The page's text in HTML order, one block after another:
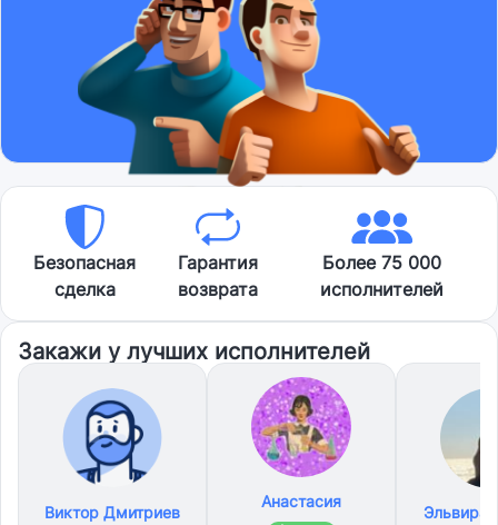
Безопасная
сделка
Гарантия
возврата
Более 75 000
исполнителей
Закажи у лучших исполнителей
Виктор Дмитриев
Анастасия
Эльвира